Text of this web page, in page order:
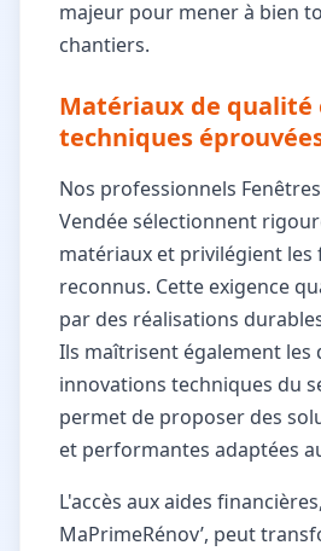
majeur pour mener à bien
chantiers.
Matériaux de qualité
techniques
Nos professionnels
Vendée sélectionnent
matériaux et privilégient les
reconnus. Cette exigence
par des réalisations
Ils maîtrisent également les
innovations techniques du
permet de proposer des
et performantes adaptées
L'accès aux aides
MaPrimeRénov’, peut